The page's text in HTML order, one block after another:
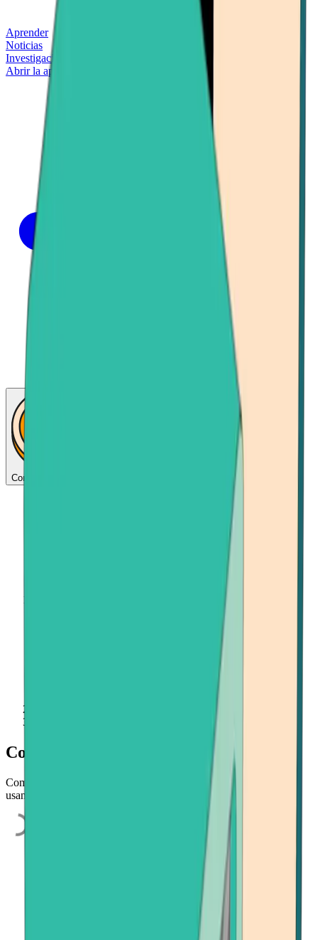
Aprender
Noticias
Investigación
Abrir la aplicación
Consigue bitcoins
Compra criptomonedas
Compra Bitcoin, Ethereum o Bitcoin Cash rápida y fácilmente
usando tu tarjeta de crédito, cuenta bancaria o aplicación de pago.